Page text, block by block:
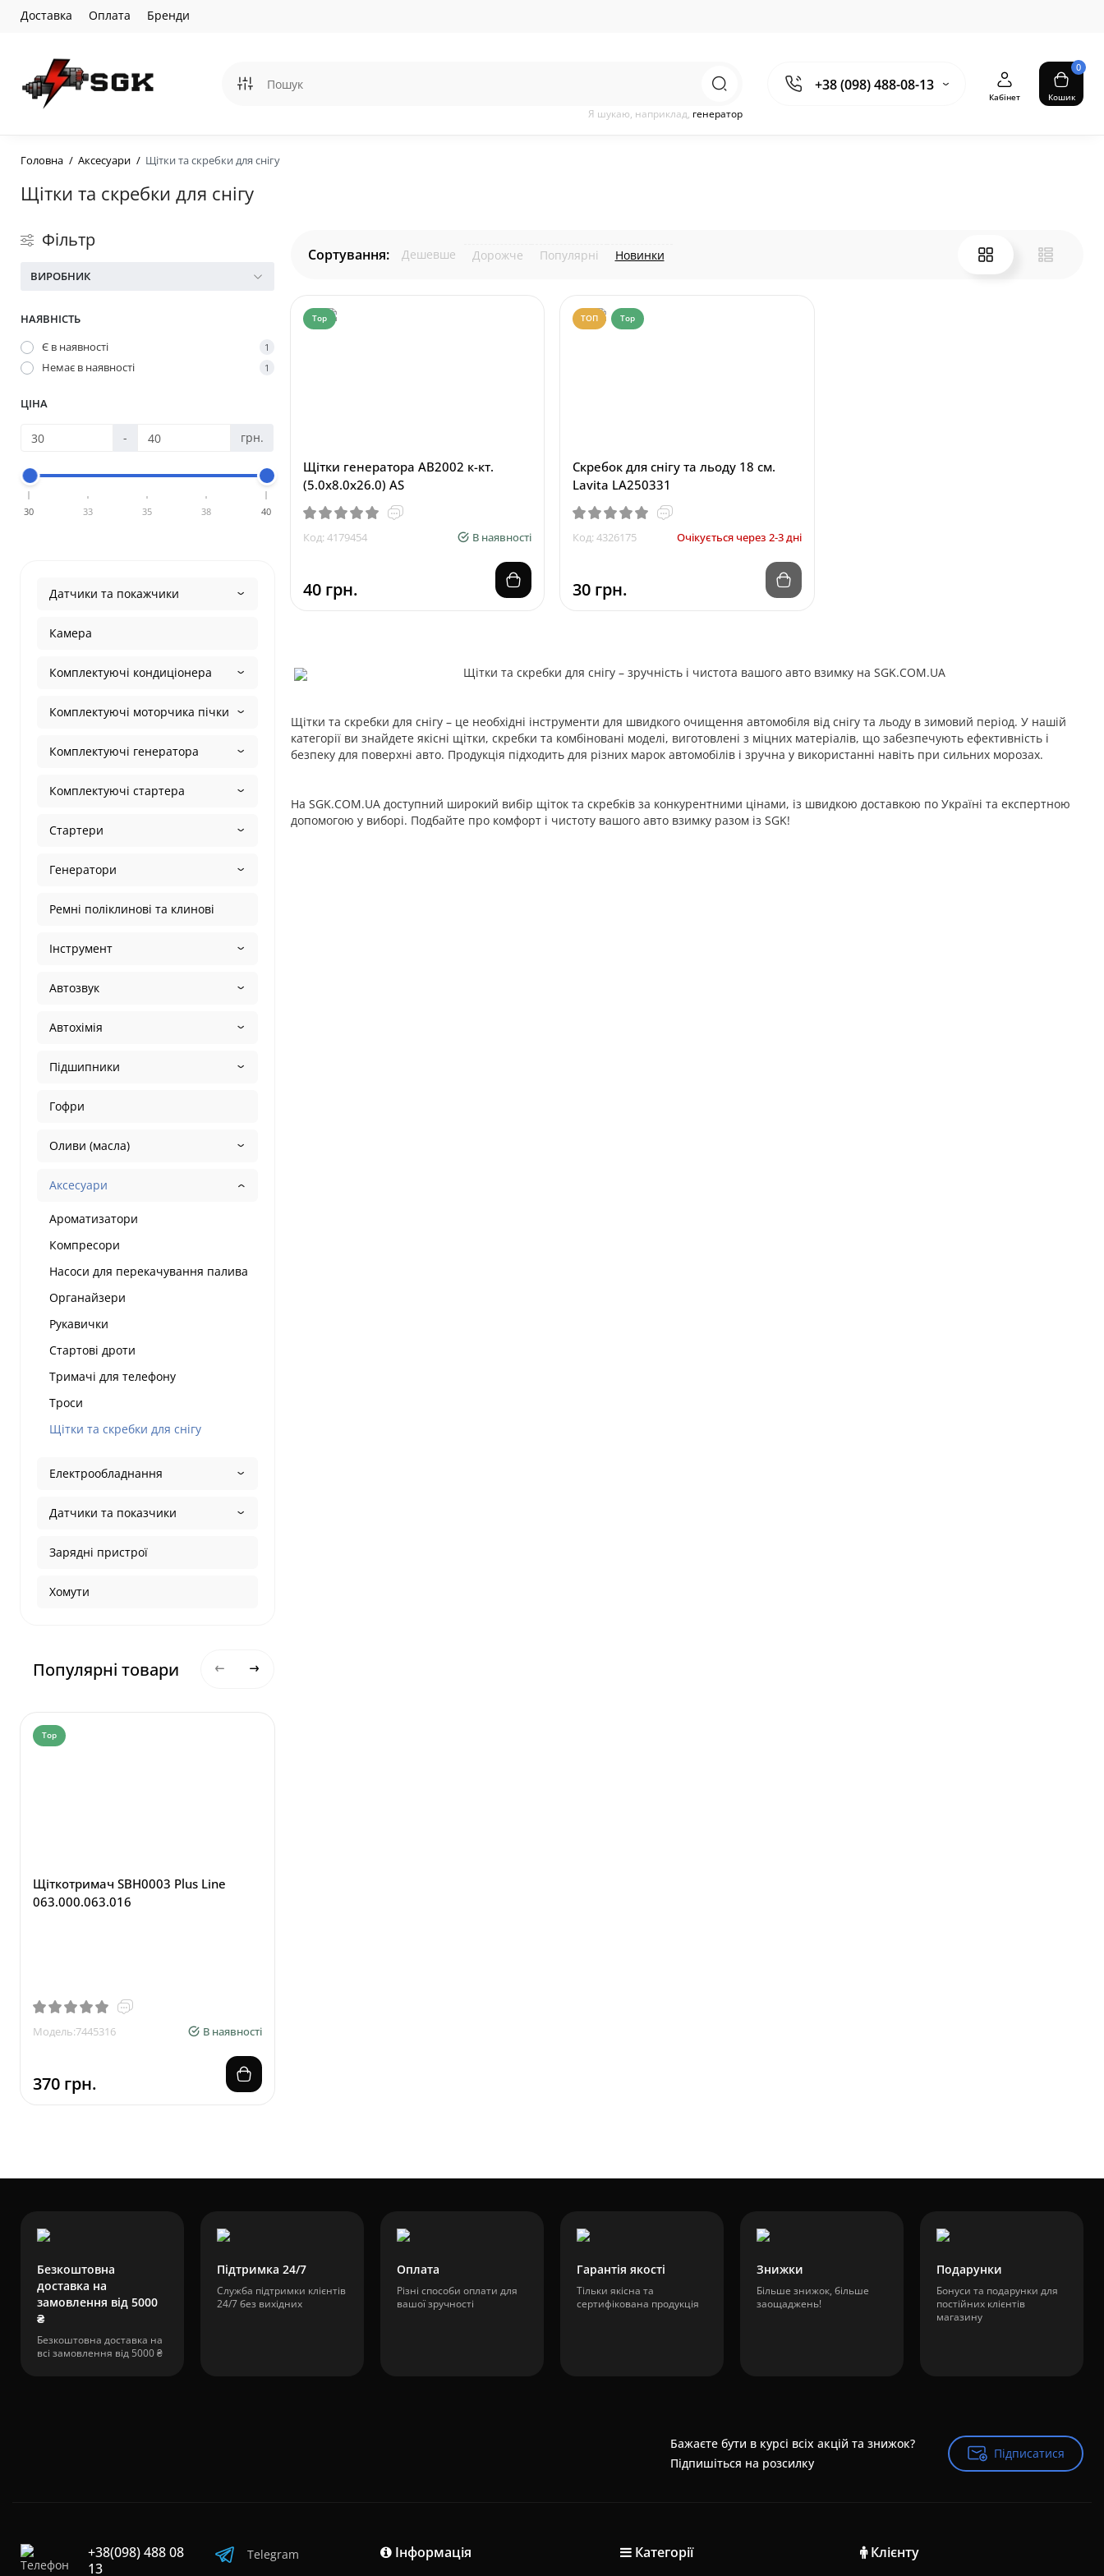
Доставка Оплата Бренди
+38 (098) 488-08-13
Я шукаю, наприклад, генератор
Кабінет
0
Кошик
Головна Аксесуари Щітки та скребки для снігу
Щітки та скребки для снігу
Фільтр
ВИРОБНИК
НАЯВНІСТЬ
Є в наявності
1
Немає в наявності 1
ЦІНА
- грн.
30 33 35 38 40
Датчики та покажчики
Камера
Комплектуючі кондиціонера
Комплектуючі моторчика пічки
Комплектуючі генератора
Комплектуючі стартера
Стартери
Генератори
Ремні поліклинові та клинові
Інструмент
Автозвук
Автохімія
Підшипники
Гофри
Оливи (масла)
Аксесуари
Ароматизатори
Компресори
Насоси для перекачування палива
Органайзери
Рукавички
Стартові дроти
Тримачі для телефону
Троси
Щітки та скребки для снігу
Електрообладнання
Датчики та показчики
Зарядні пристрої
Хомути
Популярні товари
карбюратора
від
Top
Щіткотримач SBH0003 Plus Line
063.000.063.016
Модель:7445316 В наявності
370 грн.
Сортування: Дешевше Дорожче Популярні Новинки
Top
Щітки генератора AB2002 к-кт.
(5.0x8.0x26.0) AS
Код: 4179454 В наявності
40 грн.
ТОП Top
Скребок для снігу та льоду 18 см.
Lavita LA250331
Код: 4326175 Очікується через 2-3 дні
30 грн.
Щітки та скребки для снігу – зручність і чистота вашого авто взимку на SGK.COM.UA
Щітки та скребки для снігу – це необхідні інструменти для швидкого очищення автомобіля від снігу та льоду в зимовий період. У нашій
категорії ви знайдете якісні щітки, скребки та комбіновані моделі, виготовлені з міцних матеріалів, що забезпечують ефективність і
безпеку для поверхні авто. Продукція підходить для різних марок автомобілів і зручна у використанні навіть при сильних морозах.
На SGK.COM.UA доступний широкий вибір щіток та скребків за конкурентними цінами, із швидкою доставкою по Україні та експертною
допомогою у виборі. Подбайте про комфорт і чистоту вашого авто взимку разом із SGK!
Безкоштовна
доставка на
замовлення від 5000
₴
Безкоштовна доставка на
всі замовлення від 5000 ₴
Підтримка 24/7
Служба підтримки клієнтів
24/7 без вихідних
Оплата
Різні способи оплати для
вашої зручності
Гарантія якості
Тільки якісна та
сертифікована продукція
Знижки
Більше знижок, більше
заощаджень!
Подарунки
Бонуси та подарунки для
постійних клієнтів
магазину
Бажаєте бути в курсі всіх акцій та знижок?
Підпишіться на розсилку
Підписатися
Підписатися
+38(098) 488 08
13
Telegram Інформація Категорії Клієнту